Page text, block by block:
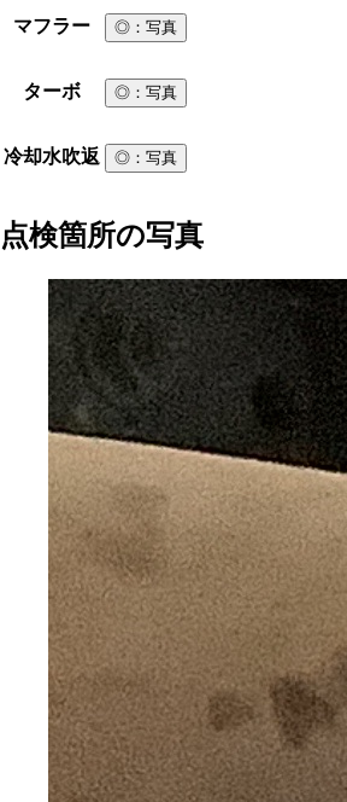
マフラー ◎ ：写真
ターボ ◎ ：写真
冷却水吹返 ◎ ：写真
点検箇所の写真